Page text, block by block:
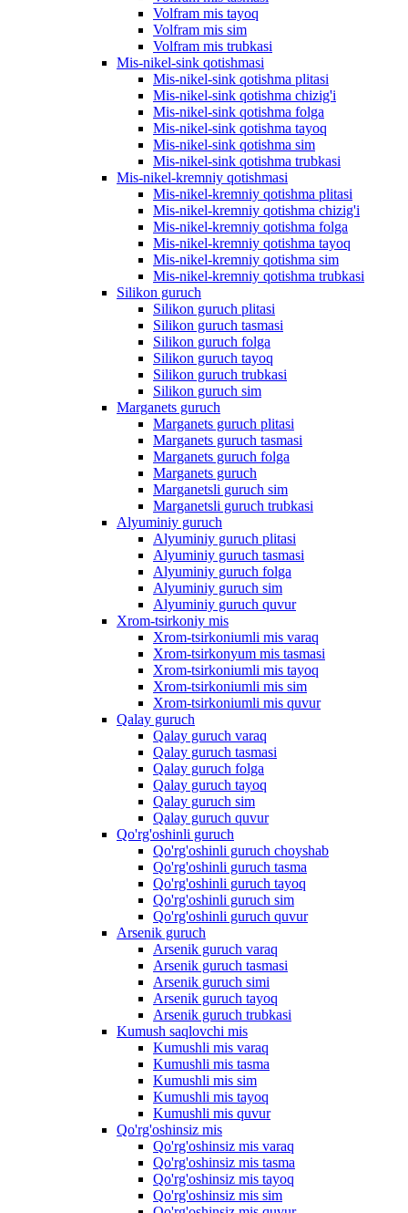
Volfram mis tayoq
Volfram mis sim
Volfram mis trubkasi
Mis-nikel-sink qotishmasi
Mis-nikel-sink qotishma plitasi
Mis-nikel-sink qotishma chizig'i
Mis-nikel-sink qotishma folga
Mis-nikel-sink qotishma tayoq
Mis-nikel-sink qotishma sim
Mis-nikel-sink qotishma trubkasi
Mis-nikel-kremniy qotishmasi
Mis-nikel-kremniy qotishma plitasi
Mis-nikel-kremniy qotishma chizig'i
Mis-nikel-kremniy qotishma folga
Mis-nikel-kremniy qotishma tayoq
Mis-nikel-kremniy qotishma sim
Mis-nikel-kremniy qotishma trubkasi
Silikon guruch
Silikon guruch plitasi
Silikon guruch tasmasi
Silikon guruch folga
Silikon guruch tayoq
Silikon guruch trubkasi
Silikon guruch sim
Marganets guruch
Marganets guruch plitasi
Marganets guruch tasmasi
Marganets guruch folga
Marganets guruch
Marganetsli guruch sim
Marganetsli guruch trubkasi
Alyuminiy guruch
Alyuminiy guruch plitasi
Alyuminiy guruch tasmasi
Alyuminiy guruch folga
Alyuminiy guruch sim
Alyuminiy guruch quvur
Xrom-tsirkoniy mis
Xrom-tsirkoniumli mis varaq
Xrom-tsirkonyum mis tasmasi
Xrom-tsirkoniumli mis tayoq
Xrom-tsirkoniumli mis sim
Xrom-tsirkoniumli mis quvur
Qalay guruch
Qalay guruch varaq
Qalay guruch tasmasi
Qalay guruch folga
Qalay guruch tayoq
Qalay guruch sim
Qalay guruch quvur
Qo'rg'oshinli guruch
Qo'rg'oshinli guruch choyshab
Qo'rg'oshinli guruch tasma
Qo'rg'oshinli guruch tayoq
Qo'rg'oshinli guruch sim
Qo'rg'oshinli guruch quvur
Arsenik guruch
Arsenik guruch varaq
Arsenik guruch tasmasi
Arsenik guruch simi
Arsenik guruch tayoq
Arsenik guruch trubkasi
Kumush saqlovchi mis
Kumushli mis varaq
Kumushli mis tasma
Kumushli mis sim
Kumushli mis tayoq
Kumushli mis quvur
Qo'rg'oshinsiz mis
Qo'rg'oshinsiz mis varaq
Qo'rg'oshinsiz mis tasma
Qo'rg'oshinsiz mis tayoq
Qo'rg'oshinsiz mis sim